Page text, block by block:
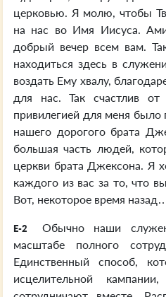
церковью. Я молю, чтобы
на нас во Имя Иисуса.
добрый вечер всем вам.
находиться здесь в
воздать Ему хвалу,
для нас. Так счастлив от
привилегией для меня
нашего дорогого брата
большая часть людей,
церкви брата Джексона. Я
каждого из вас за то, что
Вот, некоторое время
E-2
Обычно наши
масштабе полного
Единственный способ,
исцелительной